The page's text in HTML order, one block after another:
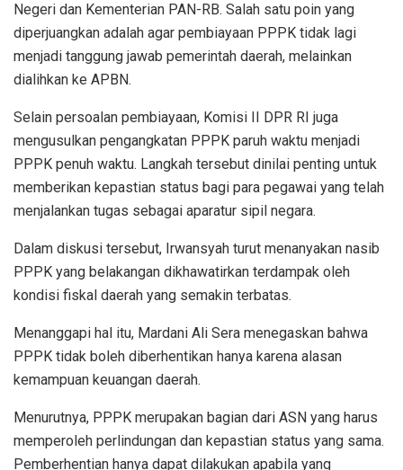
Negeri dan Kementerian PAN-RB. Salah satu poin yang
diperjuangkan adalah agar pembiayaan PPPK tidak lagi
menjadi tanggung jawab pemerintah daerah, melainkan
dialihkan ke APBN.
Selain persoalan pembiayaan, Komisi II DPR RI juga
mengusulkan pengangkatan PPPK paruh waktu menjadi
PPPK penuh waktu. Langkah tersebut dinilai penting untuk
memberikan kepastian status bagi para pegawai yang telah
menjalankan tugas sebagai aparatur sipil negara.
Dalam diskusi tersebut, Irwansyah turut menanyakan nasib
PPPK yang belakangan dikhawatirkan terdampak oleh
kondisi fiskal daerah yang semakin terbatas.
Menanggapi hal itu, Mardani Ali Sera menegaskan bahwa
PPPK tidak boleh diberhentikan hanya karena alasan
kemampuan keuangan daerah.
Menurutnya, PPPK merupakan bagian dari ASN yang harus
memperoleh perlindungan dan kepastian status yang sama.
Pemberhentian hanya dapat dilakukan apabila yang